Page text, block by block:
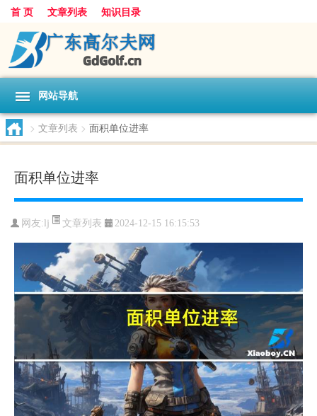
首 页 文章列表 知识目录
网站导航
> 文章列表 > 面积单位进率
面积单位进率
网友: lj 文章列表 2024-12-15 16:15:53